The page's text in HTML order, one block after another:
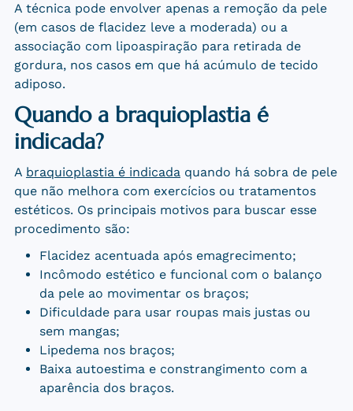
A técnica pode envolver apenas a remoção da pele
(em casos de flacidez leve a moderada) ou a
associação com lipoaspiração para retirada de
gordura, nos casos em que há acúmulo de tecido
adiposo.
Quando a braquioplastia é
indicada?
A braquioplastia é indicadaquando há sobra de pele
que não melhora com exercícios ou tratamentos
estéticos. Os principais motivos para buscar esse
procedimento são:
Flacidez acentuada após emagrecimento;
Incômodo estético e funcional com o balanço
da pele ao movimentar os braços;
Dificuldade para usar roupas mais justas ou
sem mangas;
Lipedema nos braços;
Baixa autoestima e constrangimento com a
aparência dos braços.